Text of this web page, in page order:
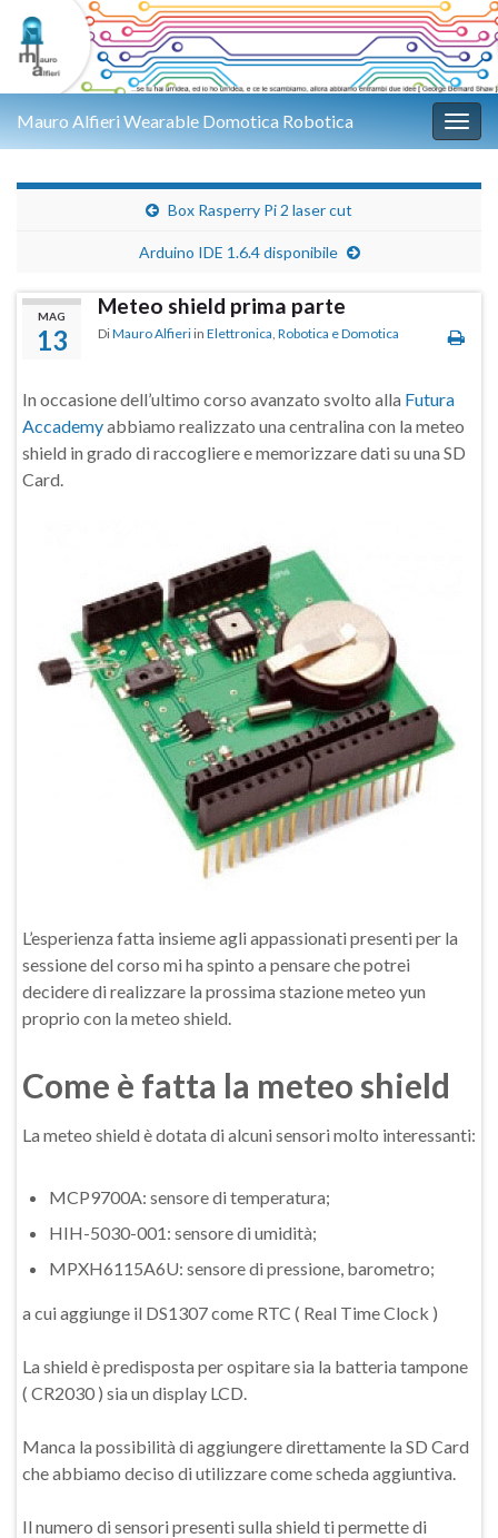
Mauro Alfieri Wearable Domotica Robotica
Box Rasperry Pi 2 laser cut
Arduino IDE 1.6.4 disponibile
MAG
13
Meteo shield prima parte
DiMauro Alfieri in Elettronica, Robotica e Domotica
In occasione dell’ultimo corso avanzato svolto alla Futura
Accademyabbiamo realizzato una centralina con la meteo
shield in grado di raccogliere e memorizzare dati su una SD
Card.
L’esperienza fatta insieme agli appassionati presenti per la
sessione del corso mi ha spinto a pensare che potrei
decidere di realizzare la prossima stazione meteo yun
proprio con la meteo shield.
Come è fatta la meteo shield
La meteo shield è dotata di alcuni sensori molto interessanti:
MCP9700A: sensore di temperatura;
HIH-5030-001: sensore di umidità;
MPXH6115A6U: sensore di pressione, barometro;
a cui aggiunge il DS1307 come RTC ( Real Time Clock )
La shield è predisposta per ospitare sia la batteria tampone
( CR2030 ) sia un display LCD.
Manca la possibilità di aggiungere direttamente la SD Card
che abbiamo deciso di utilizzare come scheda aggiuntiva.
Il numero di sensori presenti sulla shield ti permette di